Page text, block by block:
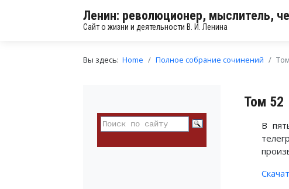
Ленин: революционер, мыслитель,
Сайт о жизни и деятельности В. И. Ленина
Вы здесь: Home Полное собрание сочинений
Том 52
В